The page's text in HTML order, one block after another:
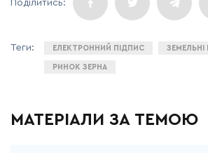
ЕЛЕКТРОННИЙ ПІДПИС ЗЕМЕЛЬНІ
РИНОК ЗЕРНА
МАТЕРІАЛИ ЗА ТЕМОЮ